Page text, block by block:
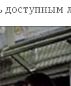
доступным